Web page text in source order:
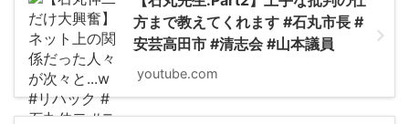
方まで教えてくれます #石丸市長 #
安芸高田市 #清志会 #山本議員
youtube.com